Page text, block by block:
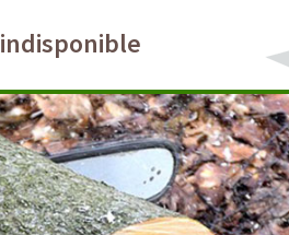
indisponible